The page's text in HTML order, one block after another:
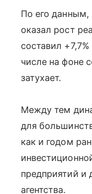
По его данным,
оказал рост
составил
числе на фоне
затухает.
Между тем
для
как и годом
предприятий и
агентства.